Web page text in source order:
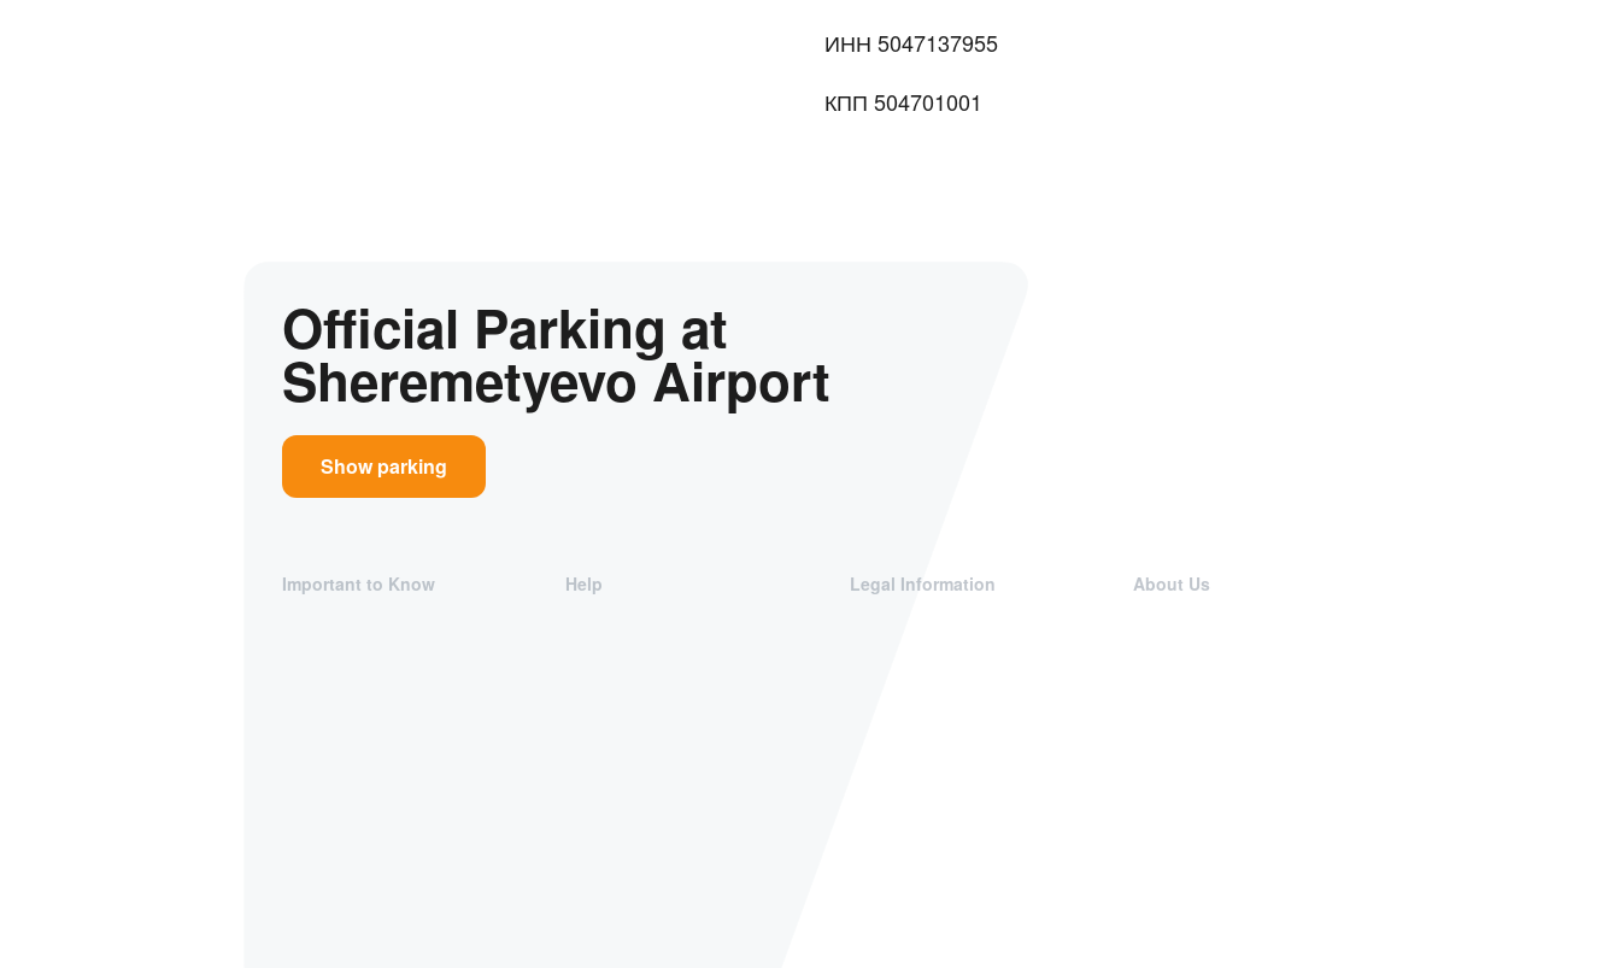
ИНН 5047137955
КПП 504701001
Official Parking at
Sheremetyevo Airport
Show parking
Important to Know Help Legal Information About Us